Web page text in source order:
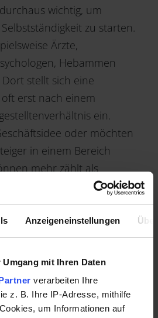
Anzeigeneinstellungen
mit Ihren Daten
verarbeiten Ihre
z. B. Ihre IP-Adresse, mithilfe
um Informationen auf
wichtig, um
zu starten.
Ärzte,
Hebammen
stellt sich eine
erst nach einem
ein.
oder möchten
in einem Bereich
mehr zählt als
auch ein
Selbstständigkeit
eine Weiterbildung den
ermöglichen.